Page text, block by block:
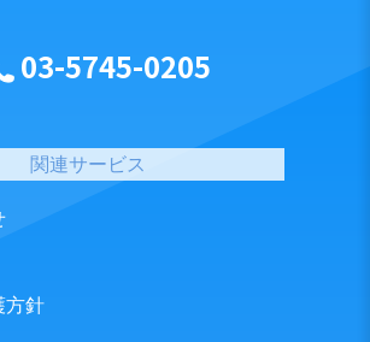
03-5745-0205
関連サービス
方針